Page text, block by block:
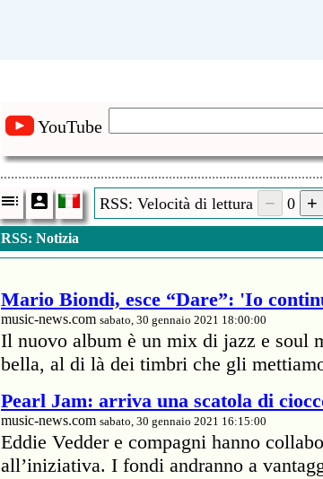
YouTube
RSS: Velocità di lettura 0
RSS: Notizia
Mario Biondi, esce “Dare”: 'Io
music-news.com sabato, 30 gennaio 2021 18:00:00
Il nuovo album è un mix di jazz e soul
bella, al di là dei timbri che gli
Pearl Jam: arriva una scatola di
music-news.com sabato, 30 gennaio 2021 16:15:00
Eddie Vedder e compagni hanno
all’iniziativa. I fondi andranno a